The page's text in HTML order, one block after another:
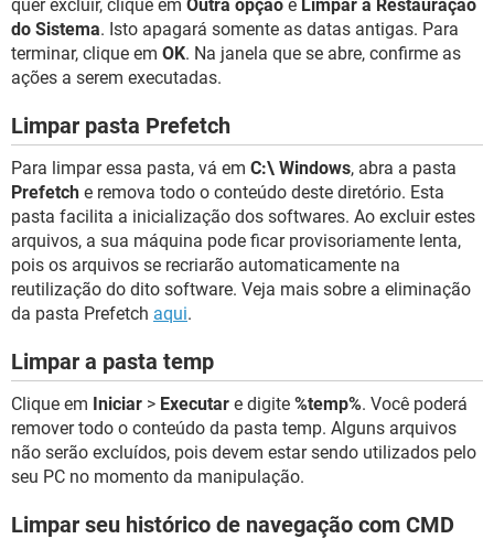
quer excluir, clique em Outra opção e Limpar a Restauração
do Sistema. Isto apagará somente as datas antigas. Para
terminar, clique em OK. Na janela que se abre, confirme as
ações a serem executadas.
Limpar pasta Prefetch
Para limpar essa pasta, vá em C:\ Windows, abra a pasta
Prefetch e remova todo o conteúdo deste diretório. Esta
pasta facilita a inicialização dos softwares. Ao excluir estes
arquivos, a sua máquina pode ficar provisoriamente lenta,
pois os arquivos se recriarão automaticamente na
reutilização do dito software. Veja mais sobre a eliminação
da pasta Prefetch aqui.
Limpar a pasta temp
Clique em Iniciar > Executar e digite %temp%. Você poderá
remover todo o conteúdo da pasta temp. Alguns arquivos
não serão excluídos, pois devem estar sendo utilizados pelo
seu PC no momento da manipulação.
Limpar seu histórico de navegação com CMD